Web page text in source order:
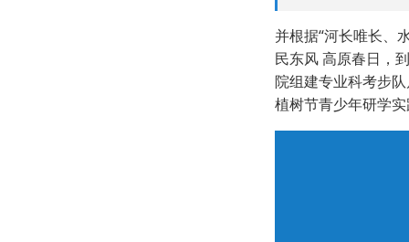
并根据“河长唯长、
民东风 高原春日，
院组建专业科考步
植树节青少年研学